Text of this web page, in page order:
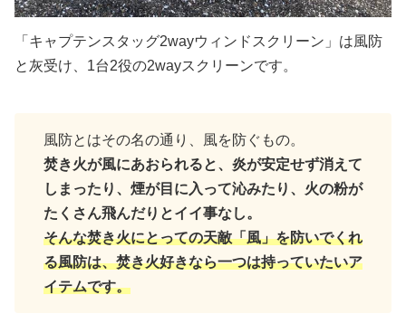
「キャプテンスタッグ2wayウィンドスクリーン」は風防
と灰受け、1台2役の2wayスクリーンです。
風防とはその名の通り、風を防ぐもの。
焚き火が風にあおられると、炎が安定せず消えて
しまったり、煙が目に入って沁みたり、火の粉が
たくさん飛んだりとイイ事なし。
そんな焚き火にとっての天敵「風」を防いでくれ
る風防は、焚き火好きなら一つは持っていたいア
イテムです。